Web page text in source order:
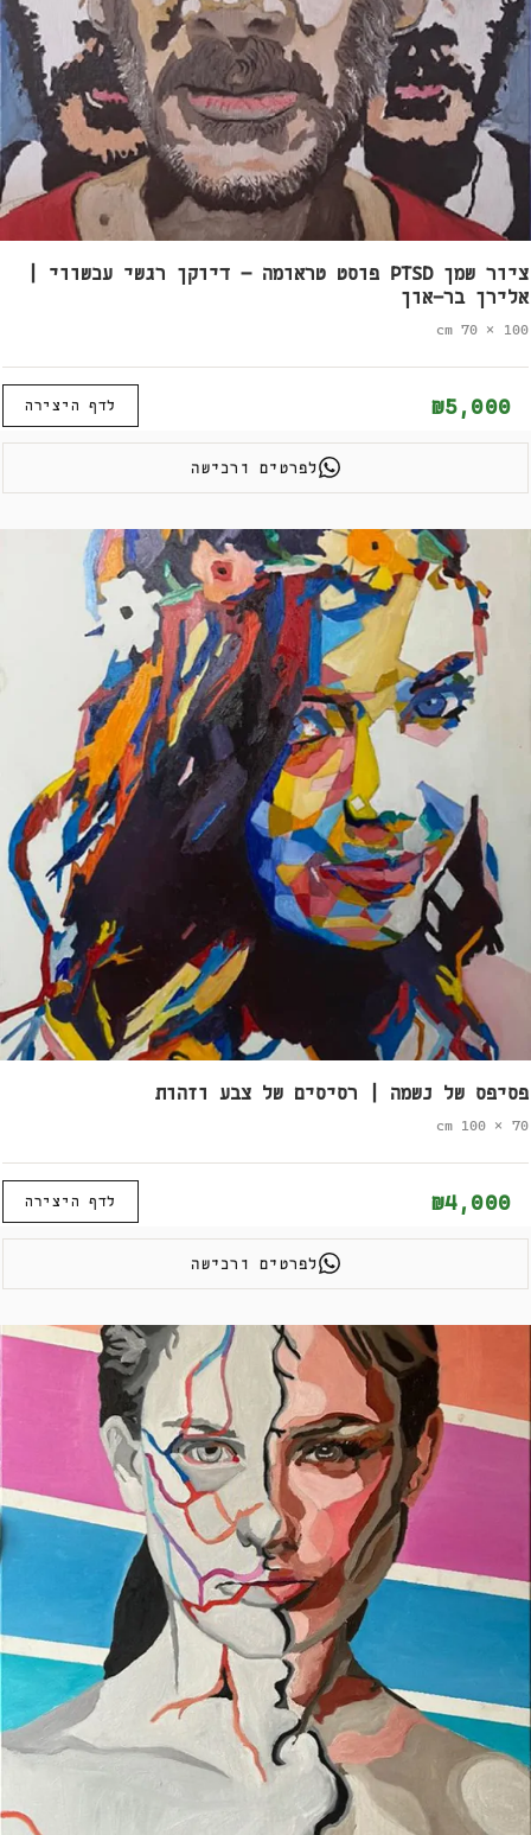
ציור שמן PTSD פוסט טראומה – דיוקן רגשי עכשווי |
אלירן בר-און
100 × 70 cm
₪5,000 לדף היצירה
לפרטים ורכישה
פסיפס של נשמה | רסיסים של צבע וזהות
70 × 100 cm
₪4,000 לדף היצירה
לפרטים ורכישה